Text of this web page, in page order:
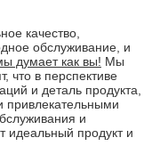
качество,
обслуживание, и
думает как вы! Мы
что в перспективе
и деталь продукта,
привлекательными
и
идеальный продукт и